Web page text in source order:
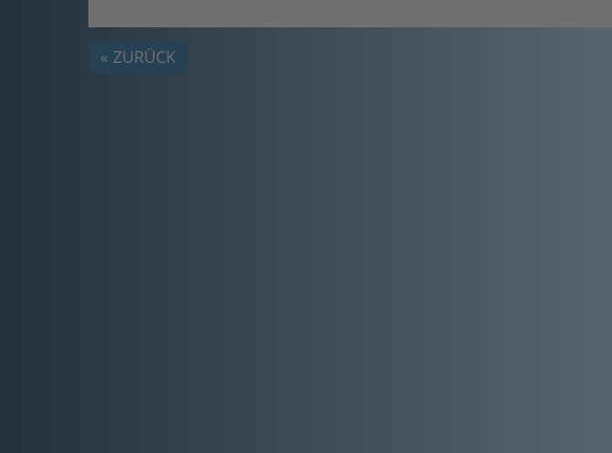
« ZURÜCK